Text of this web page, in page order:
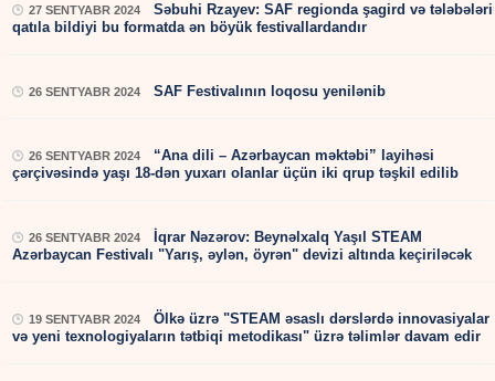
27 SENTYABR 2024
Səbuhi Rzayev: SAF regionda şagird və
qatıla bildiyi bu formatda ən böyük festivallardandır
26 SENTYABR 2024 SAF Festivalının loqosu yenilənib
26 SENTYABR 2024
“Ana dili – Azərbaycan məktəbi” layihəsi
çərçivəsində yaşı 18-dən yuxarı olanlar üçün iki qrup təşkil edilib
26 SENTYABR 2024
İqrar Nəzərov: Beynəlxalq Yaşıl STEAM
Azərbaycan Festivalı "Yarış, əylən, öyrən" devizi altında keçiriləcək
19 SENTYABR 2024
Ölkə üzrə "STEAM əsaslı dərslərdə innovasiyalar
və yeni texnologiyaların tətbiqi metodikası" üzrə təlimlər davam edir